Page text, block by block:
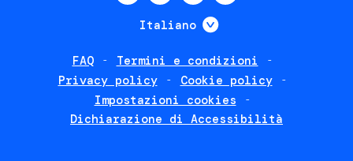
Italiano Mostra ulteriori
FAQ
Termini e condizioni
Privacy policy
Cookie policy
Impostazioni cookies
Dichiarazione di Accessibilità